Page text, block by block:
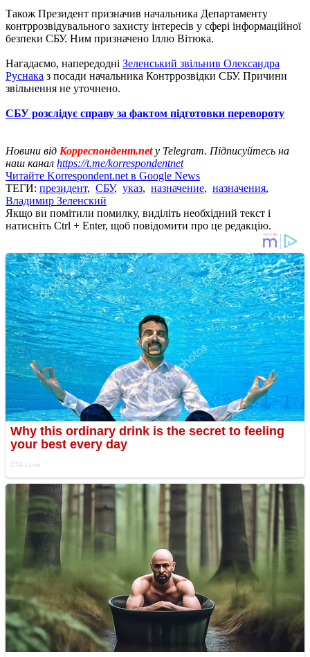
Також Президент призначив начальника Департаменту
контррозвідувального захисту інтересів у сфері інформаційної
безпеки СБУ. Ним призначено Іллю Вітюка.
Нагадаємо, напередодні Зеленський звільнив Олександра
Руснака з посади начальника Контррозвідки СБУ. Причини
звільнення не уточнено.
СБУ розслідує справу за фактом підготовки перевороту
Новини від Корреспондент.netу Telegram. Підписуйтесь на
наш канал https://t.me/korrespondentnet
Читайте Korrespondent.net в Google News
ТЕГИ: президент, СБУ, указ, назначение, назначения,
Владимир Зеленский
Якщо ви помітили помилку, виділіть необхідний текст і
натисніть Ctrl + Enter, щоб повідомити про це редакцію.